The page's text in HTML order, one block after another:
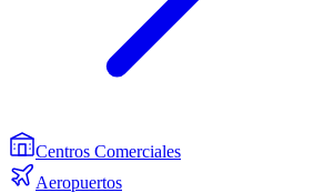
Centros Comerciales
Aeropuertos